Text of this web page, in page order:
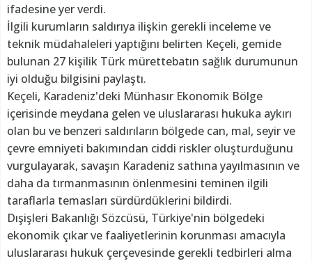
ifadesine yer verdi.
İlgili kurumların saldırıya ilişkin gerekli inceleme ve
teknik müdahaleleri yaptığını belirten Keçeli, gemide
bulunan 27 kişilik Türk mürettebatın sağlık durumunun
iyi olduğu bilgisini paylaştı.
Keçeli, Karadeniz'deki Münhasır Ekonomik Bölge
içerisinde meydana gelen ve uluslararası hukuka aykırı
olan bu ve benzeri saldırıların bölgede can, mal, seyir ve
çevre emniyeti bakımından ciddi riskler oluşturduğunu
vurgulayarak, savaşın Karadeniz sathına yayılmasının ve
daha da tırmanmasının önlenmesini teminen ilgili
taraflarla temasları sürdürdüklerini bildirdi.
Dışişleri Bakanlığı Sözcüsü, Türkiye'nin bölgedeki
ekonomik çıkar ve faaliyetlerinin korunması amacıyla
uluslararası hukuk çerçevesinde gerekli tedbirleri alma